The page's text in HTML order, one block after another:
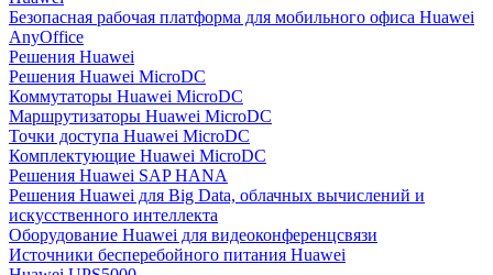
Безопасная рабочая платформа для мобильного офиса Huawei
AnyOffice
Решения Huawei
Решения Huawei MicroDC
Коммутаторы Huawei MicroDC
Маршрутизаторы Huawei MicroDC
Точки доступа Huawei MicroDC
Комплектующие Huawei MicroDC
Решения Huawei SAP HANA
Решения Huawei для Big Data, облачных вычислений и
искусственного интеллекта
Оборудование Huawei для видеоконференцсвязи
Источники бесперебойного питания Huawei